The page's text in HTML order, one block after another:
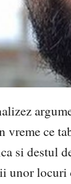
vreme ce
si destul
unor locuri